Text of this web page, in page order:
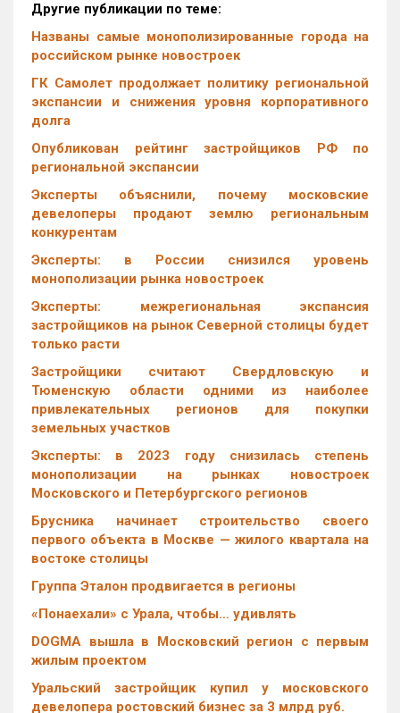
Другие публикации по теме:
Названы самые монополизированные города на
российском рынке новостроек
ГК Самолет продолжает политику региональной
экспансии и снижения уровня корпоративного
долга
Опубликован рейтинг застройщиков РФ по
региональной экспансии
Эксперты объяснили, почему московские
девелоперы продают землю региональным
конкурентам
Эксперты: в России снизился уровень
монополизации рынка новостроек
Эксперты: межрегиональная экспансия
застройщиков на рынок Северной столицы будет
только расти
Застройщики считают Свердловскую и
Тюменскую области одними из наиболее
привлекательных регионов для покупки
земельных участков
Эксперты: в 2023 году снизилась степень
монополизации на рынках новостроек
Московского и Петербургского регионов
Брусника начинает строительство своего
первого объекта в Москве — жилого квартала на
востоке столицы
Группа Эталон продвигается в регионы
«Понаехали» с Урала, чтобы… удивлять
DOGMA вышла в Московский регион с первым
жилым проектом
Уральский застройщик купил у московского
девелопера ростовский бизнес за 3 млрд руб.